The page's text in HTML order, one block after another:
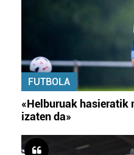
FUTBOLA
«Helburuak hasieratik
izaten da»